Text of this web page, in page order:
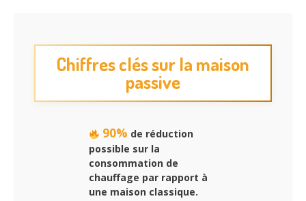
Chiffres clés sur la maison
passive
90% de réduction
possible sur la
consommation de
chauffage par rapport à
une maison classique.